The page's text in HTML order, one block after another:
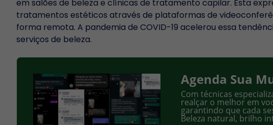
em salões de beleza e clínicas de tratamento capilar. Esta
tratamentos estéticos através de plataformas de
forma remota. A pandemia de COVID-19 acelerou essa
serviços de beleza.
Agenda Sua
Com técnicas
realçar o melhor em
garantindo que cada
Beleza natural, brilho